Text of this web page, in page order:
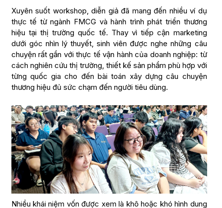
Xuyên suốt workshop, diễn giả đã mang đến nhiều ví dụ
thực tế từ ngành FMCG và hành trình phát triển thương
hiệu tại thị trường quốc tế. Thay vì tiếp cận marketing
dưới góc nhìn lý thuyết, sinh viên được nghe những câu
chuyện rất gần với thực tế vận hành của doanh nghiệp: từ
cách nghiên cứu thị trường, thiết kế sản phẩm phù hợp với
từng quốc gia cho đến bài toán xây dựng câu chuyện
thương hiệu đủ sức chạm đến người tiêu dùng.
Nhiều khái niệm vốn được xem là khô hoặc khó hình dung